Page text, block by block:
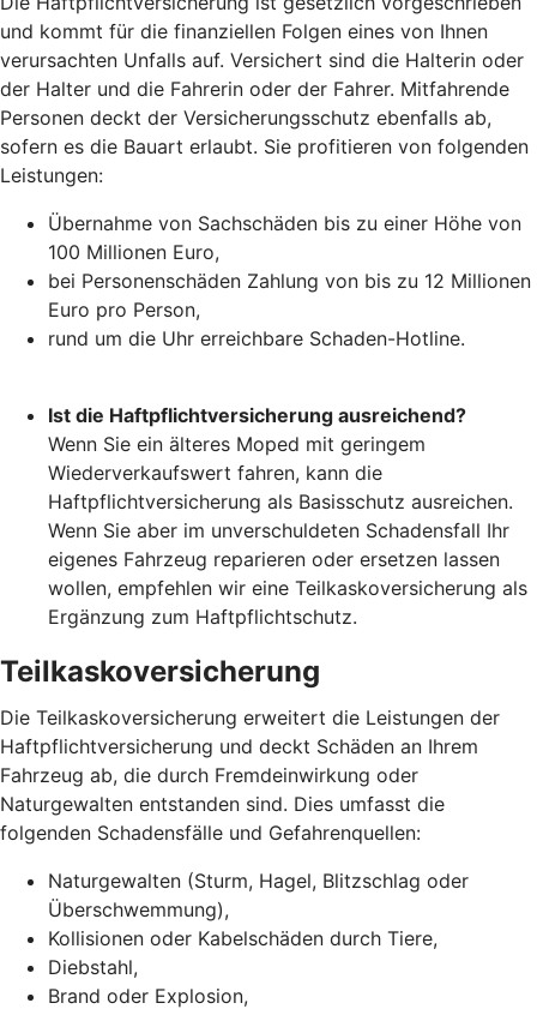
und kommt für die finanziellen Folgen eines von Ihnen
verursachten Unfalls auf. Versichert sind die Halterin oder
der Halter und die Fahrerin oder der Fahrer. Mitfahrende
Personen deckt der Versicherungsschutz ebenfalls ab,
sofern es die Bauart erlaubt. Sie profitieren von folgenden
Leistungen:
Übernahme von Sachschäden bis zu einer Höhe von
100 Millionen Euro,
bei Personenschäden Zahlung von bis zu 12 Millionen
Euro pro Person,
rund um die Uhr erreichbare Schaden-Hotline.
Ist die Haftpflichtversicherung ausreichend?
Wenn Sie ein älteres Moped mit geringem
Wiederverkaufswert fahren, kann die
Haftpflichtversicherung als Basisschutz ausreichen.
Wenn Sie aber im unverschuldeten Schadensfall Ihr
eigenes Fahrzeug reparieren oder ersetzen lassen
wollen, empfehlen wir eine Teilkaskoversicherung als
Ergänzung zum Haftpflichtschutz.
Teilkaskoversicherung
Die Teilkaskoversicherung erweitert die Leistungen der
Haftpflichtversicherung und deckt Schäden an Ihrem
Fahrzeug ab, die durch Fremdeinwirkung oder
Naturgewalten entstanden sind. Dies umfasst die
folgenden Schadensfälle und Gefahrenquellen:
Naturgewalten (Sturm, Hagel, Blitzschlag oder
Überschwemmung),
Kollisionen oder Kabelschäden durch Tiere,
Diebstahl,
Brand oder Explosion,